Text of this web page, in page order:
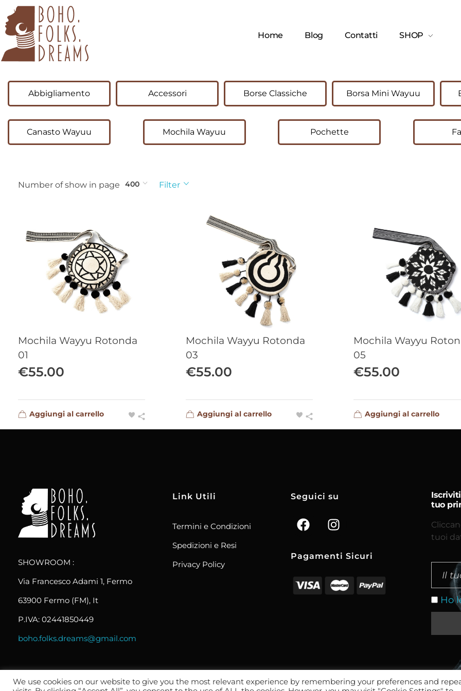
Home Blog Contatti SHOP
Abbigliamento Accessori Borse Classiche Borsa Mini Wayuu
Canasto Wayuu Mochila Wayuu Pochette
Number of show in page 400 Filter
Mochila Wayyu Rotonda
01
€55.00
Aggiungi al carrello
Mochila Wayyu Rotonda
03
€55.00
Aggiungi al carrello
Mochila Wayyu
05
€55.00
Aggiungi al carrello
SHOWROOM :
Via Francesco Adami 1, Fermo
63900 Fermo (FM), It
P.IVA: 02441850449
boho.folks.dreams@gmail.com
Link Utili
Termini e Condizioni
Spedizioni e Resi
Privacy Policy
Seguici su
Pagamenti Sicuri
tuo
tuoi
Ho
We use cookies on our website to give you the most relevant experience by remembering your preferences and